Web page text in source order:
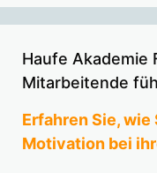
Haufe Akademie
Mitarbeitende
Erfahren Sie,
Motivation bei